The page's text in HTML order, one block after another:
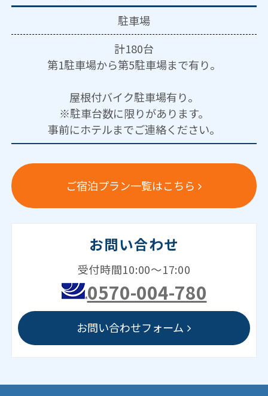
駐車場
計180台
第1駐車場から第5駐車場まで有り。
屋根付バイク駐車場有り。
※駐車台数に限りがあります。
事前にホテルまでご連絡ください。
ご宿泊プラン一覧はこちら
お問い合わせ
受付時間10:00～17:00
0570-004-780
お問い合わせフォーム